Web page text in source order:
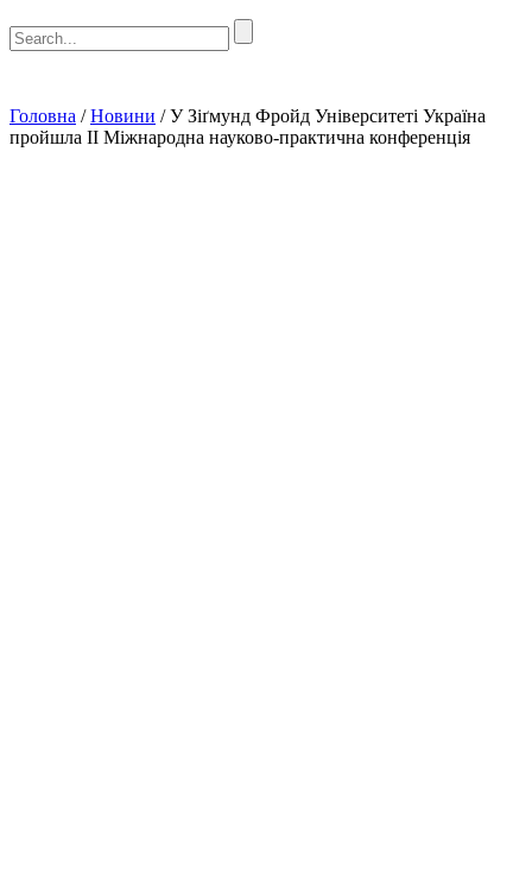
Головна /Новини /У Зіґмунд Фройд Університеті Україна
пройшла ІІ Міжнародна науково-практична конференція